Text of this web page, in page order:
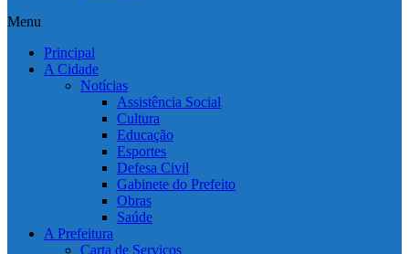
Menu
Principal
A Cidade
Notícias
Assistência Social
Cultura
Educação
Esportes
Defesa Civil
Gabinete do Prefeito
Obras
Saúde
A Prefeitura
Carta de Serviços